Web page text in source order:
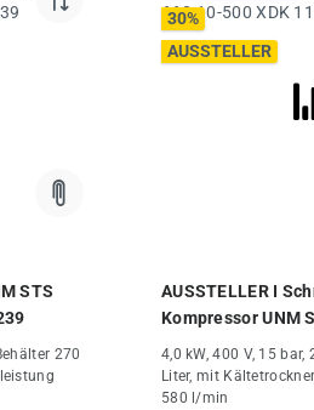
STS
270
30%
AUSSTELLER
AUSSTELLER I
Kompressor UNM
XDK 1121570239
4,0 kW, 400 V, 15
Liter, mit
580 l/min